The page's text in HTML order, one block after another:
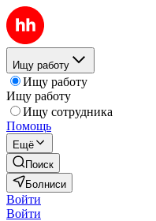
Ищу работу
Ищу работу
Ищу работу
Ищу сотрудника
Помощь
Ещё
Поиск
Болниси
Войти
Войти